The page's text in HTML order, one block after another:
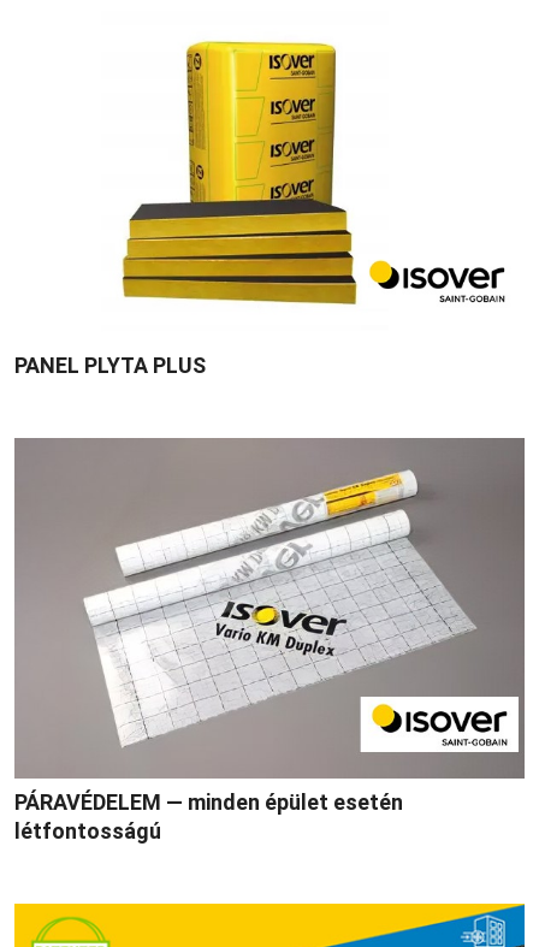
PANEL PLYTA PLUS
PÁRAVÉDELEM — minden épület esetén
létfontosságú